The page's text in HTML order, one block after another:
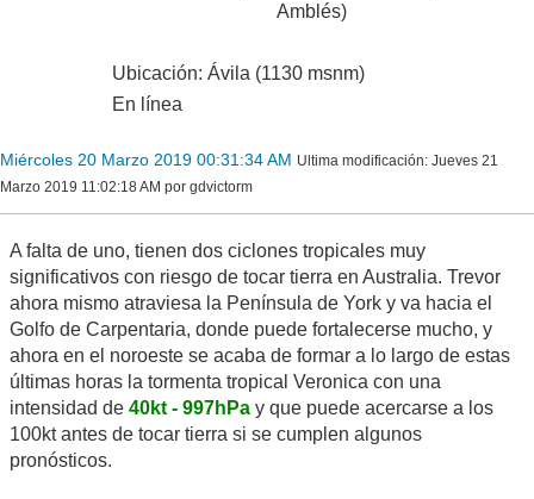
Amblés)
Ubicación: Ávila (1130 msnm)
En línea
Miércoles 20 Marzo 2019 00:31:34 AM Ultima modificación: Jueves 21
Marzo 2019 11:02:18 AM por gdvictorm
A falta de uno, tienen dos ciclones tropicales muy
significativos con riesgo de tocar tierra en Australia. Trevor
ahora mismo atraviesa la Península de York y va hacia el
Golfo de Carpentaria, donde puede fortalecerse mucho, y
ahora en el noroeste se acaba de formar a lo largo de estas
últimas horas la tormenta tropical Veronica con una
intensidad de 40kt - 997hPa y que puede acercarse a los
100kt antes de tocar tierra si se cumplen algunos
pronósticos.